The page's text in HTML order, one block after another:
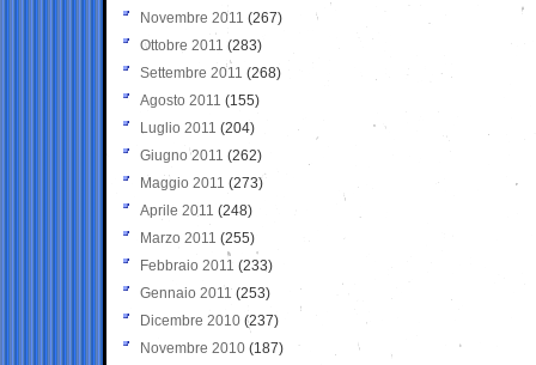
Novembre 2011 (267)
Ottobre 2011 (283)
Settembre 2011 (268)
Agosto 2011 (155)
Luglio 2011 (204)
Giugno 2011 (262)
Maggio 2011 (273)
Aprile 2011 (248)
Marzo 2011 (255)
Febbraio 2011 (233)
Gennaio 2011 (253)
Dicembre 2010 (237)
Novembre 2010 (187)